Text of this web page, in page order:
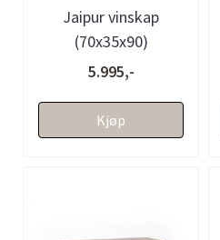
Jaipur vinskap
(70x35x90)
5.995,-
Kjøp